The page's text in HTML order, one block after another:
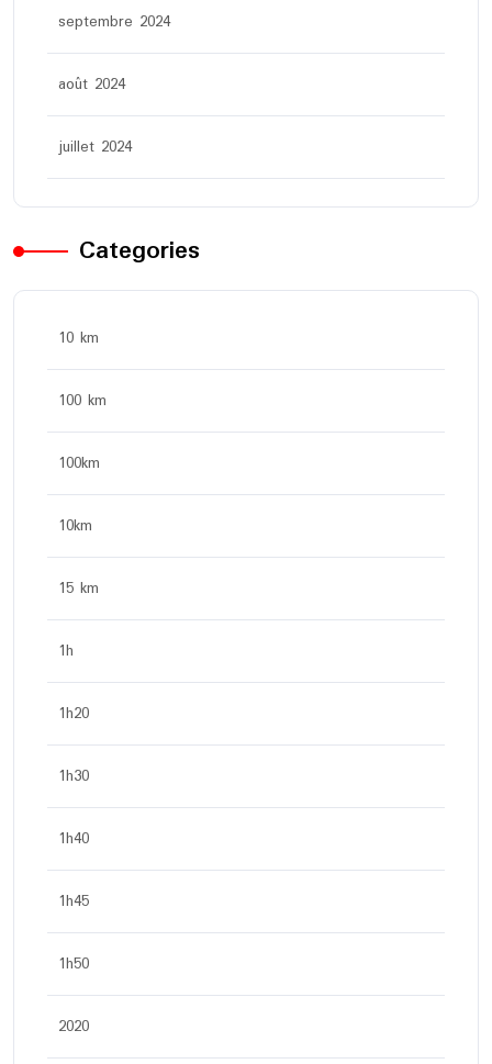
septembre 2024
août 2024
juillet 2024
Categories
10 km
100 km
100km
10km
15 km
1h
1h20
1h30
1h40
1h45
1h50
2020